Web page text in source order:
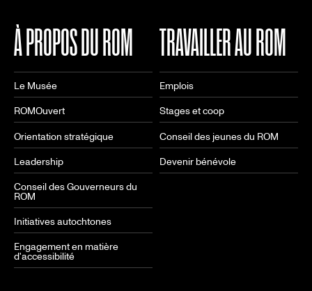
À PROPOS DU ROM
Le Musée
ROMOuvert
Orientation stratégique
Leadership
Conseil des Gouverneurs du
ROM
Initiatives autochtones
Engagement en matière
d'accessibilité
TRAVAILLER AU ROM
Emplois
Stages et coop
Conseil des jeunes du ROM
Devenir bénévole